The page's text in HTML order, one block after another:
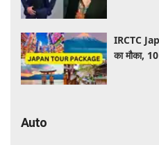
IRCTC
का मौका,
Auto